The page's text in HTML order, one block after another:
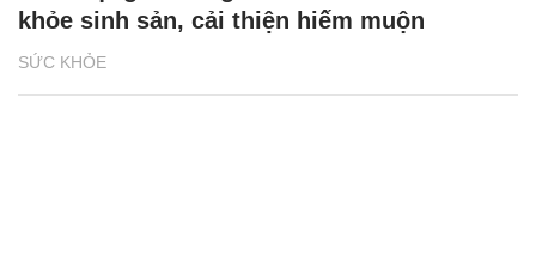
SỨC KHỎE
khỏe sinh sản, cải thiện hiếm muộn